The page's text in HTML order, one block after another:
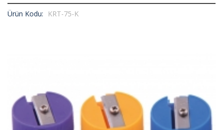
Ürün Kodu: KRT-75-K